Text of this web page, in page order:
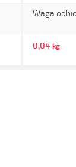
Waga
0,04 kg